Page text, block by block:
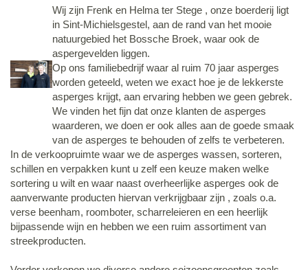
Wij zijn Frenk en Helma ter Stege , onze boerderij ligt
in Sint-Michielsgestel, aan de rand van het mooie
natuurgebied het Bossche Broek, waar ook de
aspergevelden liggen.
Op ons familiebedrijf waar al ruim 70 jaar asperges
worden geteeld, weten we exact hoe je de lekkerste
asperges krijgt, aan ervaring hebben we geen gebrek.
We vinden het fijn dat onze klanten de asperges
waarderen, we doen er ook alles aan de goede smaak
van de asperges te behouden of zelfs te verbeteren.
In de verkoopruimte waar we de asperges wassen, sorteren,
schillen en verpakken kunt u zelf een keuze maken welke
sortering u wilt en waar naast overheerlijke asperges ook de
aanverwante producten hiervan verkrijgbaar zijn , zoals o.a.
verse beenham, roomboter, scharreleieren en een heerlijk
bijpassende wijn en hebben we een ruim assortiment van
streekproducten.